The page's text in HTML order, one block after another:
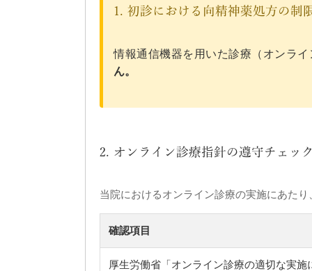
1. 初診における向精神薬処方の制
情報通信機器を用いた診療（オンラ
ん。
2. オンライン診療指針の遵守チェッ
当院におけるオンライン診療の実施にあた
確認項目
厚生労働省「オンライン診療の適切な実